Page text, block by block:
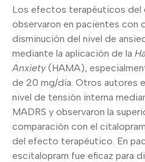
Los efectos terapéuticos del
observaron en pacientes con
disminución del nivel de
mediante la aplicación de la
Anxiety(HAMA),
de 20 mg/día. Otros autores
nivel de tensión interna
MADRS y observaron la
comparación con el
del efecto terapéutico. En
escitalopram fue eficaz para